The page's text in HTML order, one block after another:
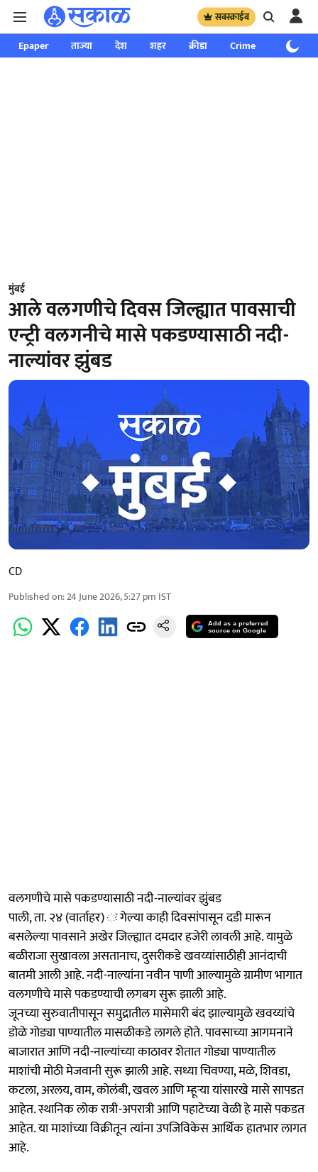
सबस्क्राईब
Epaper ताज्या देश शहर क्रीडा Crime साप्ताहिक
मुंबई
आले वलगणीचे दिवस जिल्ह्यात पावसाची
एन्ट्री वलगनीचे मासे पकडण्यासाठी नदी-
नाल्यांवर झुंबड
CD
Published on:24 June 2026, 5:27 pm IST
Add as a preferred
source on Google
वलगणीचे मासे पकडण्यासाठी नदी-नाल्यांवर झुंबड
पाली, ता. २४ (वार्ताहर) ः गेल्या काही दिवसांपासून दडी मारून
बसलेल्या पावसाने अखेर जिल्ह्यात दमदार हजेरी लावली आहे. यामुळे
बळीराजा सुखावला असतानाच, दुसरीकडे खवय्यांसाठीही आनंदाची
बातमी आली आहे. नदी-नाल्यांना नवीन पाणी आल्यामुळे ग्रामीण भागात
वलगणीचे मासे पकडण्याची लगबग सुरू झाली आहे.
जूनच्या सुरुवातीपासून समुद्रातील मासेमारी बंद झाल्यामुळे खवय्यांचे
डोळे गोड्या पाण्यातील मासळीकडे लागले होते. पावसाच्या आगमनाने
बाजारात आणि नदी-नाल्यांच्या काठावर शेतात गोड्या पाण्यातील
माशांची मोठी मेजवानी सुरू झाली आहे. सध्या चिवण्या, मळे, शिवडा,
कटला, अरलय, वाम, कोलंबी, खवल आणि म्हूऱ्या यांसारखे मासे सापडत
आहेत. स्थानिक लोक रात्री-अपरात्री आणि पहाटेच्या वेळी हे मासे पकडत
आहेत. या माशांच्या विक्रीतून त्यांना उपजिविकेस आर्थिक हातभार लागत
आहे.